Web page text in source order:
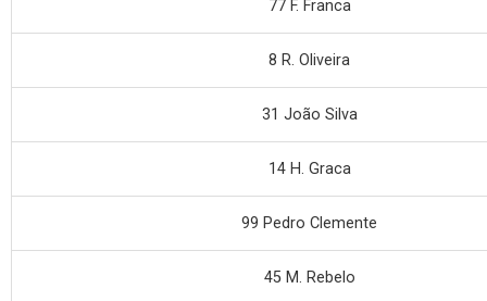
77 F. Franca
8 R. Oliveira
31 João Silva
14 H. Graca
99 Pedro Clemente
45 M. Rebelo